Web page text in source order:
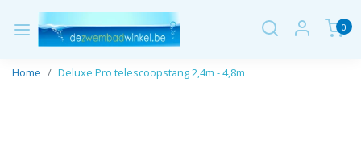
0
Home Deluxe Pro telescoopstang 2,4m - 4,8m